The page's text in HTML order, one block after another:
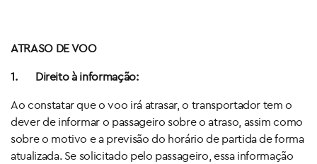
ATRASO DE VOO
1. Direito à informação:
Ao constatar que o voo irá atrasar, o transportador tem o
dever de informar o passageiro sobre o atraso, assim como
sobre o motivo e a previsão do horário de partida de forma
atualizada. Se solicitado pelo passageiro, essa informação